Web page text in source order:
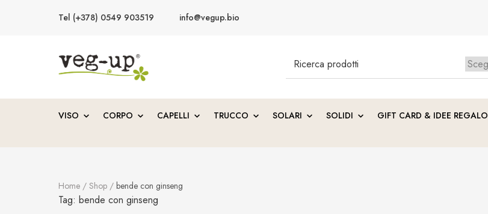
Tel (+378) 0549 903519 info@vegup.bio
VegUp.bio
Search
for:
VISO CORPO CAPELLI TRUCCO SOLARI SOLIDI GIFT CARD & IDEE REGALO
Home / Shop / bende con ginseng
Tag: bende con ginseng